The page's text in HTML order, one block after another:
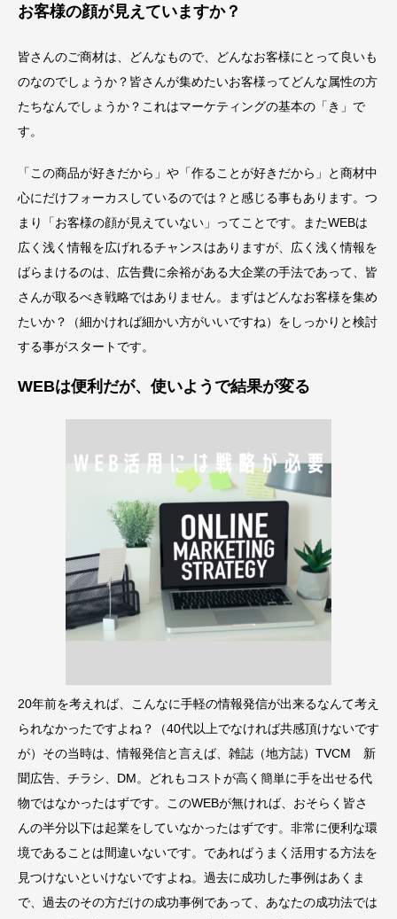
お客様の顔が見えていますか？
皆さんのご商材は、どんなもので、どんなお客様にとって良いも
のなのでしょうか？皆さんが集めたいお客様ってどんな属性の方
たちなんでしょうか？これはマーケティングの基本の「き」で
す。
「この商品が好きだから」や「作ることが好きだから」と商材中
心にだけフォーカスしているのでは？と感じる事もあります。つ
まり「お客様の顔が見えていない」ってことです。またWEBは
広く浅く情報を広げれるチャンスはありますが、広く浅く情報を
ばらまけるのは、広告費に余裕がある大企業の手法であって、皆
さんが取るべき戦略ではありません。まずはどんなお客様を集め
たいか？（細かければ細かい方がいいですね）をしっかりと検討
する事がスタートです。
WEBは便利だが、使いようで結果が変る
20年前を考えれば、こんなに手軽の情報発信が出来るなんて考え
られなかったですよね？（40代以上でなければ共感頂けないです
が）その当時は、情報発信と言えば、雑誌（地方誌）TVCM 新
聞広告、チラシ、DM。どれもコストが高く簡単に手を出せる代
物ではなかったはずです。このWEBが無ければ、おそらく皆さ
んの半分以下は起業をしていなかったはずです。非常に便利な環
境であることは間違いないです。であればうまく活用する方法を
見つけないといけないですよね。過去に成功した事例はあくま
で、過去のその方だけの成功事例であって、あなたの成功法では